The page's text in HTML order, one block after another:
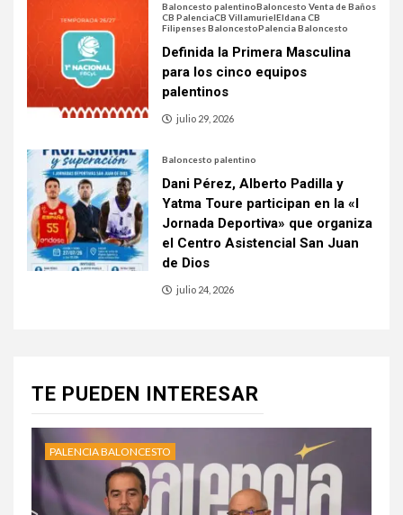
Baloncesto palentinoBaloncesto Venta de Baños
CB PalenciaCB VillamurielEldana CB
Filipenses BaloncestoPalencia Baloncesto
Definida la Primera Masculina
para los cinco equipos
palentinos
julio 29, 2026
Baloncesto palentino
Dani Pérez, Alberto Padilla y
Yatma Toure participan en la «I
Jornada Deportiva» que organiza
el Centro Asistencial San Juan
de Dios
julio 24, 2026
TE PUEDEN INTERESAR
PALENCIA BALONCESTO